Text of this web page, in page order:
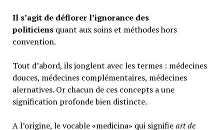
Il s’agit de déflorer l’ignorance des
politiciensquant aux soins et méthodes hors
convention.
Tout d’abord, ils jonglent avec les termes : médecines
douces, médecines complémentaires, médecines
alernatives. Or chacun de ces concepts a une
signification profonde bien distincte.
A l’origine, le vocable «medicina» qui signifieart de